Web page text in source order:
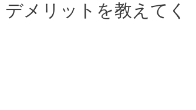
メリットを教えてく